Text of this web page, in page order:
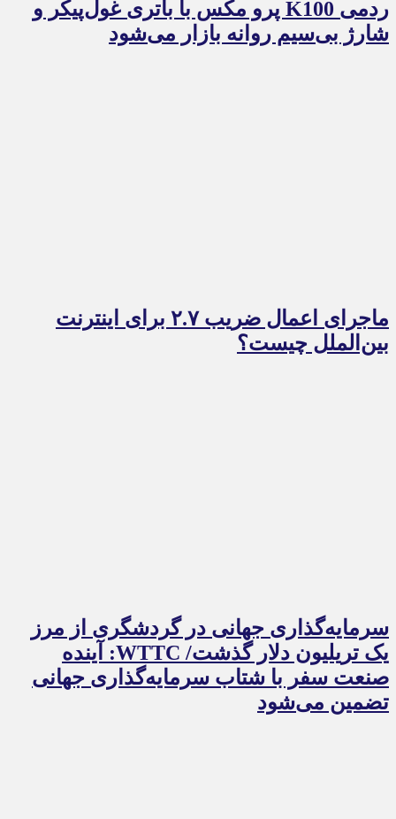
ردمی K100 پرو مکس با باتری غول‌پیکر و
شارژ بی‌سیم روانه بازار می‌شود
ماجرای اعمال ضریب ۲.۷ برای اینترنت
بین‌الملل چیست؟
سرمایه‌گذاری جهانی در گردشگری از مرز
یک تریلیون دلار گذشت/ WTTC: آینده
صنعت سفر با شتاب سرمایه‌گذاری جهانی
تضمین می‌شود